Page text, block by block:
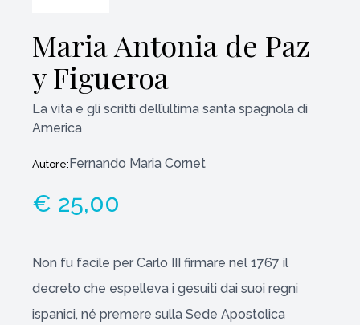
Maria Antonia de Paz
y Figueroa
La vita e gli scritti dell’ultima santa spagnola di
America
Autore: Fernando Maria Cornet
€ 25,00
Non fu facile per Carlo III firmare nel 1767 il
decreto che espelleva i gesuiti dai suoi regni
ispanici, né premere sulla Sede Apostolica